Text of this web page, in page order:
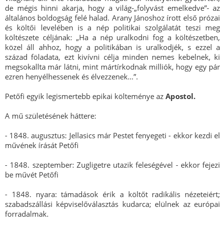
de mégis hinni akarja, hogy a világ-„folyvást emelkedve”- az
általános boldogság felé halad. Arany Jánoshoz írott első prózai
és költői levelében is a nép politikai szolgálatát teszi meg
költészete céljának: „Ha a nép uralkodni fog a költészetben,
közel áll ahhoz, hogy a politikában is uralkodjék, s ezzel a
század föladata, ezt kivívni célja minden nemes kebelnek, ki
megsokallta már látni, mint mártírkodnak milliók, hogy egy pár
ezren henyélhessenek és élvezzenek…”.
Petőfi egyik legismertebb epikai költeménye az Apostol.
A mű születésének háttere:
- 1848. augusztus: Jellasics már Pestet fenyegeti - ekkor kezdi el
művének írását Petőfi
- 1848. szeptember: Zugligetre utazik feleségével - ekkor fejezi
be művét Petőfi
- 1848. nyara: támadások érik a költőt radikális nézeteiért;
szabadszállási képviselőválasztás kudarca; elülnek az európai
forradalmak.